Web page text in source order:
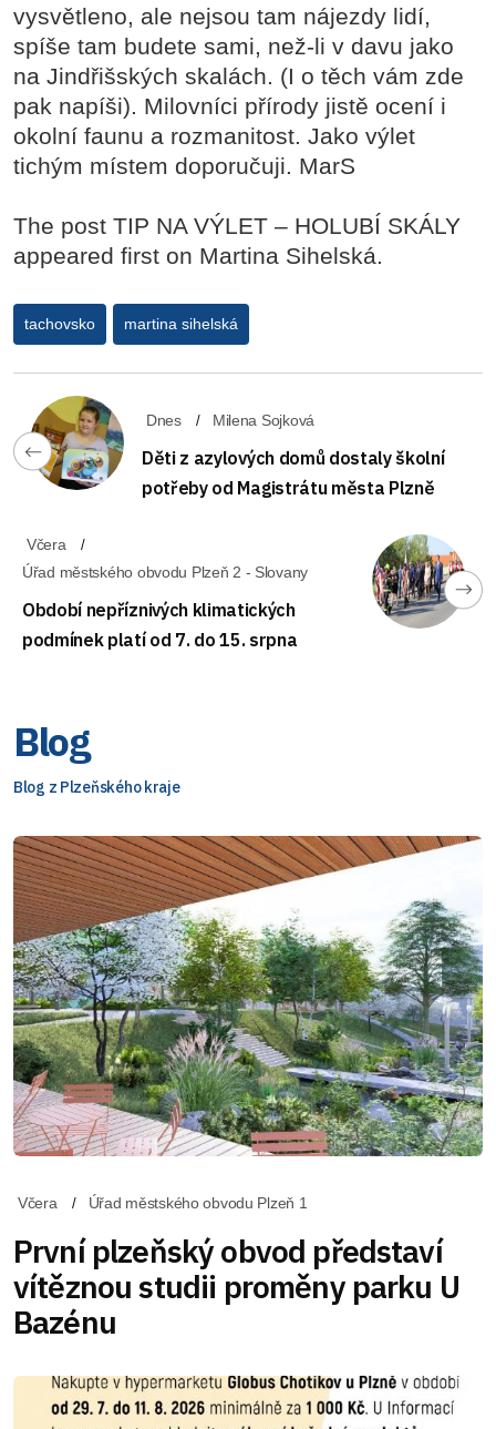
vysvětleno, ale nejsou tam nájezdy lidí,
spíše tam budete sami, než-li v davu jako
na Jindřišských skalách. (I o těch vám zde
pak napíši). Milovníci přírody jistě ocení i
okolní faunu a rozmanitost. Jako výlet
tichým místem doporučuji. MarS
The post TIP NA VÝLET – HOLUBÍ SKÁLY
appeared first on Martina Sihelská.
tachovsko martina sihelská
Dnes Milena Sojková
Děti z azylových domů dostaly školní
potřeby od Magistrátu města Plzně
Včera
Úřad městského obvodu Plzeň 2 - Slovany
Období nepříznivých klimatických
podmínek platí od 7. do 15. srpna
Blog
Blog z Plzeňského kraje
Včera Úřad městského obvodu Plzeň 1
První plzeňský obvod představí
vítěznou studii proměny parku U
Bazénu